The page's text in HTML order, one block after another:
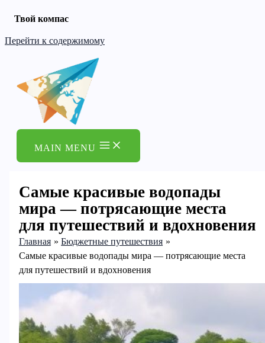
Твой компас
Перейти к содержимому
MAIN MENU
Самые красивые водопады
мира — потрясающие места
для путешествий и вдохновения
Главная
Бюджетные путешествия
Самые красивые водопады мира — потрясающие места
для путешествий и вдохновения